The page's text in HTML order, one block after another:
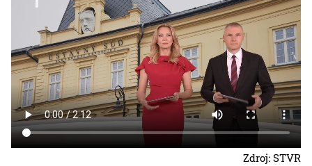
Zdroj: STVR